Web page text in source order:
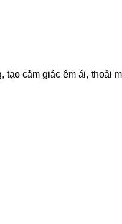
cảm giác êm ái, thoải